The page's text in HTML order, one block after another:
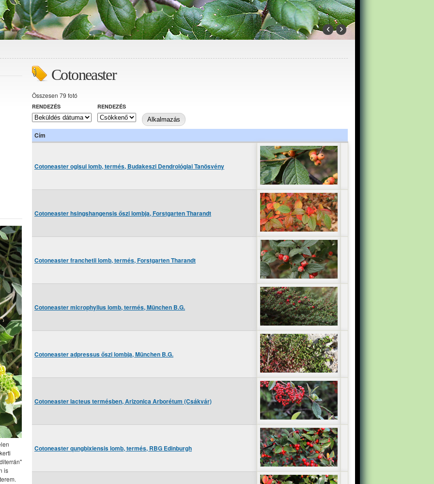
‹ ›
Cotoneaster
Összesen 79 fotó
RENDEZÉS RENDEZÉS
Cím
Cotoneaster ogisui lomb, termés, Budakeszi Dendrológiai Tanösvény
Cotoneaster hsingshangensis őszi lombja, Forstgarten Tharandt
Cotoneaster franchetii lomb, termés, Forstgarten Tharandt
Cotoneaster microphyllus lomb, termés, München B.G.
Cotoneaster adpressus őszi lombja, München B.G.
Cotoneaster lacteus termésben, Arizonica Arborétum (Csákvár)
Cotoneaster qungbixiensis lomb, termés, RBG Edinburgh
is